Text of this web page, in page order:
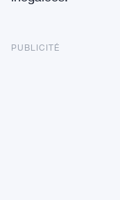
PUBLICITÉ